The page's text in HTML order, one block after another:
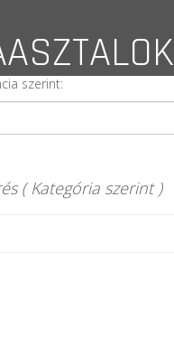
szerint:
( Kategória szerint )